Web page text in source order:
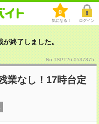
0
気になる！ ログイン
終了しました。
No.TSPT26-0537875
業なし！17時台定